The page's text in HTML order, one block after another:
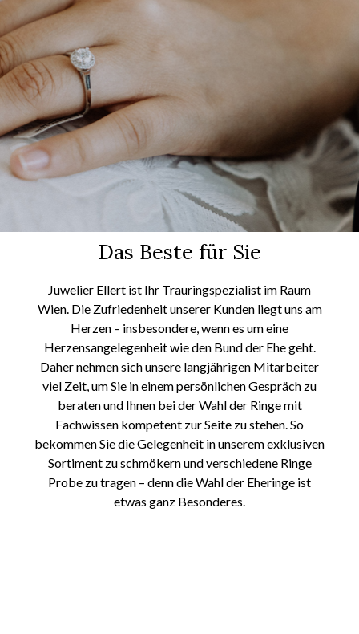
Das Beste für Sie
Juwelier Ellert ist Ihr Trauringspezialist im Raum
Wien. Die Zufriedenheit unserer Kunden liegt uns am
Herzen – insbesondere, wenn es um eine
Herzensangelegenheit wie den Bund der Ehe geht.
Daher nehmen sich unsere langjährigen Mitarbeiter
viel Zeit, um Sie in einem persönlichen Gespräch zu
beraten und Ihnen bei der Wahl der Ringe mit
Fachwissen kompetent zur Seite zu stehen. So
bekommen Sie die Gelegenheit in unserem exklusiven
Sortiment zu schmökern und verschiedene Ringe
Probe zu tragen – denn die Wahl der Eheringe ist
etwas ganz Besonderes.